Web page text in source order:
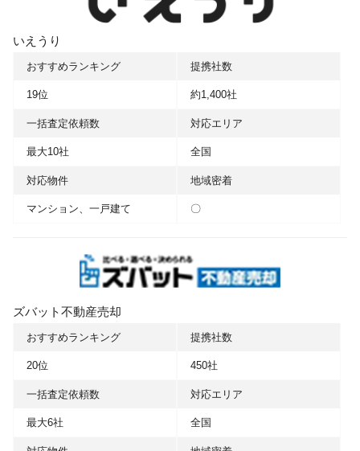
いえうり
おすすめランキング
19位
提携社数
約1,400社
一括査定依頼数
最大10社
対応エリア
全国
対応物件
マンション、一戸建て
地域密着
〇
ズバット不動産売却
おすすめランキング
20位
提携社数
450社
一括査定依頼数
最大6社
対応エリア
全国